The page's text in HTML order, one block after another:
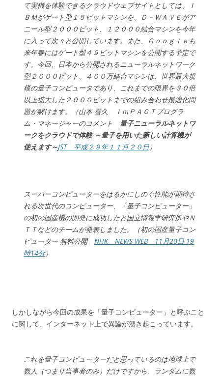
て実機を体験できるクラウドウェブサイトとしては、Ｉ
ＢＭがゲート型１５ビットマシンを、Ｄ－ＷＡＶＥがア
ニール型２０００ビット、１２０００結合マシンを今年
に入って次々と公開しています。また、Ｇｏｏｇｌｅも
来年春にはゲート型４９ビットマシンを公開する予定で
す。今回、日本から公開されるニューラルネットワーク
型２０００ビット、４００万結合マシンは、世界最大規
模の量子コンピュータであり、これまでの限界を３０倍
以上拡大した２０００ビットまでの組み合わせ最適化問
題が解けます。（山本 喜久 ＩｍＰＡＣＴプログラ
ム・マネージャーのコメント 量子ニューラルネットワ
ークをクラウドで体験 ～量子を用いた新しい計算機が
使えます～JST 平成２９年１１月２０日）
スーパーコンピューターをはるかにしのぐ性能が期待さ
れる次世代のコンピューター、「量子コンピューター」
の初の国産機の開発に成功したと国立情報学研究所やＮ
ＴＴなどのチームが発表しました。（初の国産量子コン
ピューター 無料公開 NHK NEWS WEB 11月20日 19
時14分）
しかしながら今回の成果を「量子コンピューター」と呼ぶこと
に関して、インターネット上で異論が湧き起こっています。
これを量子コンピューターだと思っているのは地球上で
数人（つまり当事者のみ）だけですから、ランダムに数